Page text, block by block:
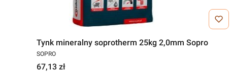
Tynk mineralny soprotherm 25kg 2,0mm Sopro
SOPRO
67,13 zł